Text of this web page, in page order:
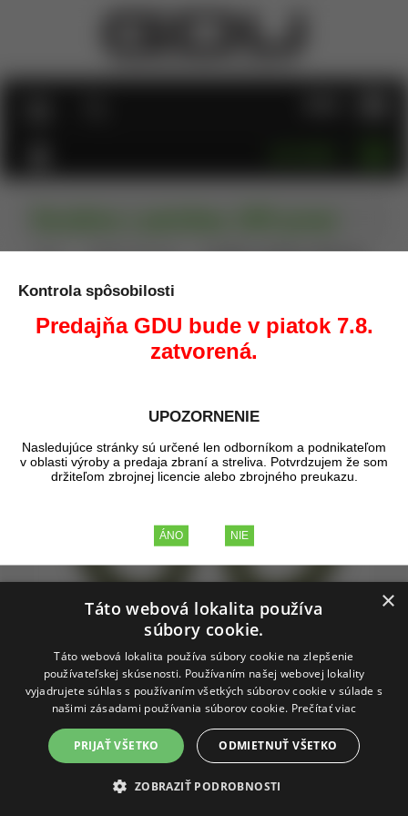
Karabína s poistkou, čOD green
Karabína v tvare písmena "D" s vysokou pevnosťou a nízkou
hmotnosťou. Určená na uchytenie rôznych predmetov, camping.
Kontrola spôsobilosti
Predajňa GDU bude v piatok 7.8.
zatvorená.
UPOZORNENIE
Nasledujúce stránky sú určené len odborníkom a podnikateľom
v oblasti výroby a predaja zbraní a streliva. Potvrdzujem že som
držiteľom zbrojnej licencie alebo zbrojného preukazu.
×
Táto webová lokalita používa
súbory cookie.
Táto webová lokalita používa súbory cookie na zlepšenie
používateľskej skúsenosti. Používaním našej webovej lokality
vyjadrujete súhlas s používaním všetkých súborov cookie v súlade s
našimi zásadami používania súborov cookie. Prečítať viac
PRIJAŤ VŠETKO ODMIETNUŤ VŠETKO
ZOBRAZIŤ PODROBNOSTI